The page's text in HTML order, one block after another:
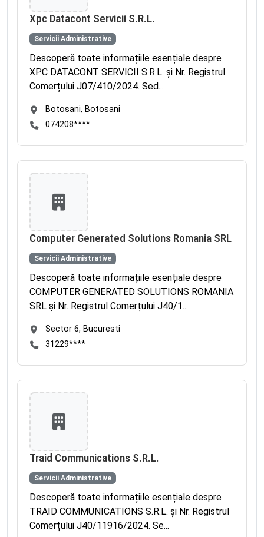
Xpc Datacont Servicii S.R.L.
Servicii Administrative
Descoperă toate informațiile esențiale despre
XPC DATACONT SERVICII S.R.L. și Nr. Registrul
Comerțului J07/410/2024. Sed...
Botosani, Botosani
074208****
Computer Generated Solutions Romania SRL
Servicii Administrative
Descoperă toate informațiile esențiale despre
COMPUTER GENERATED SOLUTIONS ROMANIA
SRL și Nr. Registrul Comerțului J40/1...
Sector 6, Bucuresti
31229****
Traid Communications S.R.L.
Servicii Administrative
Descoperă toate informațiile esențiale despre
TRAID COMMUNICATIONS S.R.L. și Nr. Registrul
Comerțului J40/11916/2024. Se...